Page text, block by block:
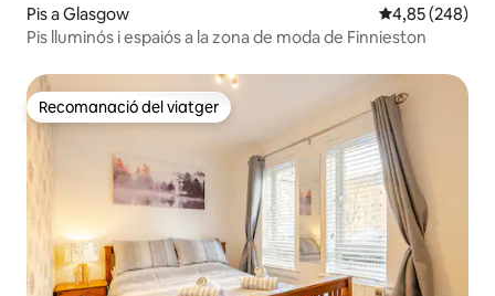
Pis a Glasgow 4,85 de
4,85 (248)
Pis lluminós i espaiós a la zona de moda de Finnieston
Recomanació del viatger
Recomanació del viatger